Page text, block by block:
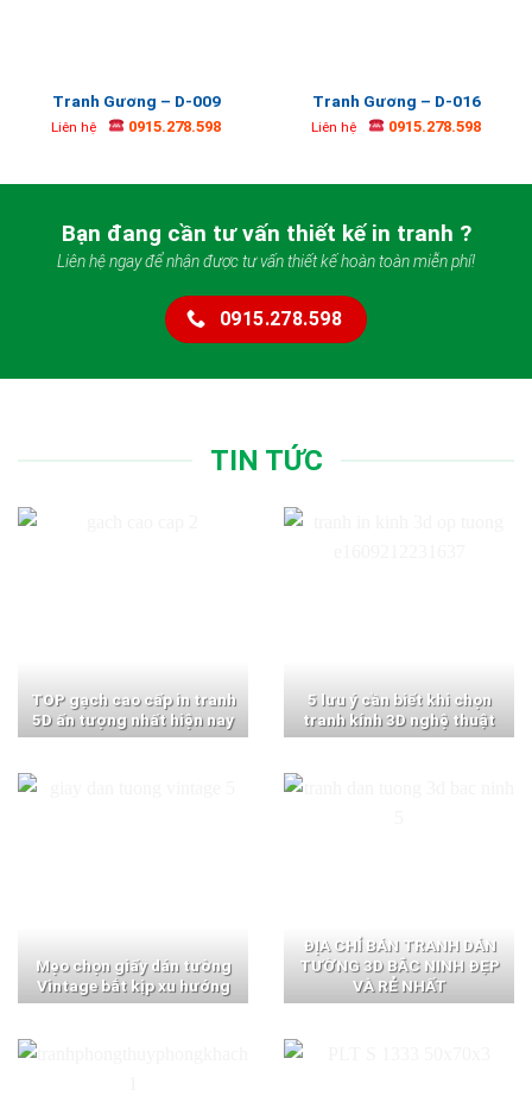
Tranh Gương – D-009
Liên hệ 0915.278.598
Tranh Gương – D-016
Liên hệ 0915.278.598
Bạn đang cần tư vấn thiết kế in tranh ?
Liên hệ ngay để nhận được tư vấn thiết kế hoàn toàn miễn phí!
0915.278.598
TIN TỨC
TOP gạch cao cấp in tranh
5D ấn tượng nhất hiện nay
5 lưu ý cần biết khi chọn
tranh kính 3D nghệ thuật
Mẹo chọn giấy dán tường
Vintage bắt kịp xu hướng
ĐỊA CHỈ BÁN TRANH DÁN
TƯỜNG 3D BẮC NINH ĐẸP
VÀ RẺ NHẤT